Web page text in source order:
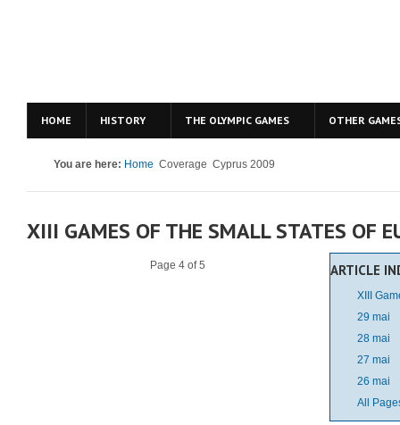
HOME HISTORY THE OLYMPIC GAMES OTHER
You are here: Home Coverage Cyprus 2009
XIII GAMES OF THE SMALL STATES OF
ARTICLE
XIII
29 mai
28 mai
27 mai
26 mai
All
Page 4 of 5